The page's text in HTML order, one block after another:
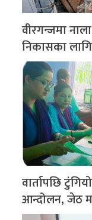
वीरगन्जमा
निकासका
वार्तापछि
आन्दोलन, जेठ